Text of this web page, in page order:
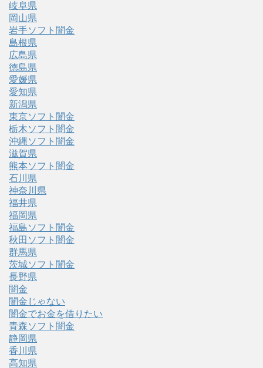
岐阜県
岡山県
岩手ソフト闇金
島根県
広島県
徳島県
愛媛県
愛知県
新潟県
東京ソフト闇金
栃木ソフト闇金
沖縄ソフト闇金
滋賀県
熊本ソフト闇金
石川県
神奈川県
福井県
福岡県
福島ソフト闇金
秋田ソフト闇金
群馬県
茨城ソフト闇金
長野県
闇金
闇金じゃない
闇金でお金を借りたい
青森ソフト闇金
静岡県
香川県
高知県